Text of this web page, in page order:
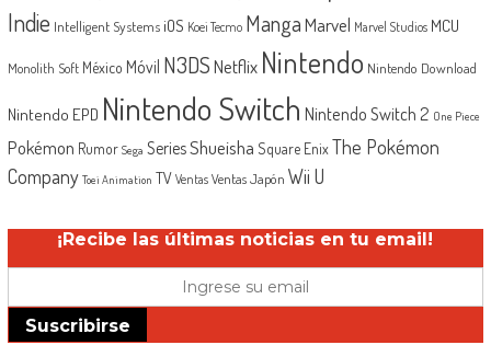
Indie Intelligent Systems iOS Koei Tecmo MangaMarvel Marvel Studios MCU
Monolith Soft México Móvil N3DSNetflix Nintendo Nintendo Download
Nintendo EPD Nintendo Switch Nintendo Switch 2 One Piece
Pokémon Rumor Sega SeriesShueisha Square EnixThe Pokémon
Company Toei Animation TV Ventas Ventas Japón Wii U
¡Recibe las últimas noticias en tu email!
Suscribirse